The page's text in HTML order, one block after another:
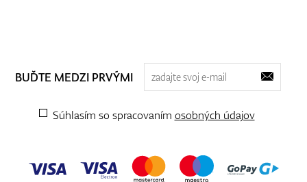
BUĎTE MEDZI PRVÝMI
Súhlasím so spracovaním osobných údajov